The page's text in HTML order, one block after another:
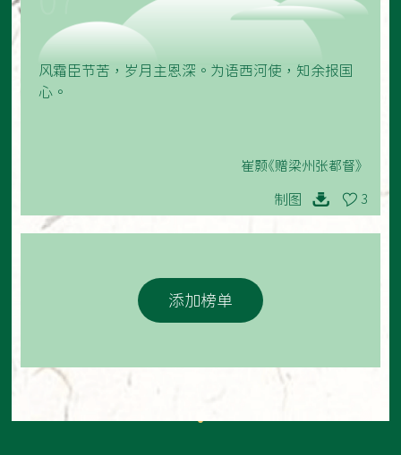
风霜臣节苦，岁月主恩深。为语西河使，知余报国
心。
崔颢《赠梁州张都督》
制图 3
添加榜单